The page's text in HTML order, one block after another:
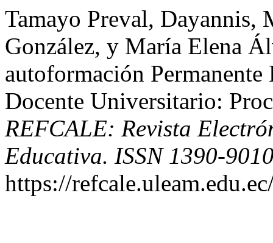
Tamayo Preval, Dayannis,
González, y María Elena
autoformación
Docente Universitario:
REFCALE: Revista
Educativa. ISSN 1390-
https://